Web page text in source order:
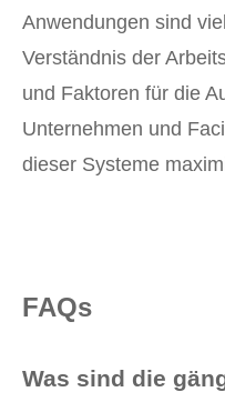
Anwendungen sind
Verständnis der
und Faktoren für die
Unternehmen und
dieser Systeme
FAQs
Was sind die